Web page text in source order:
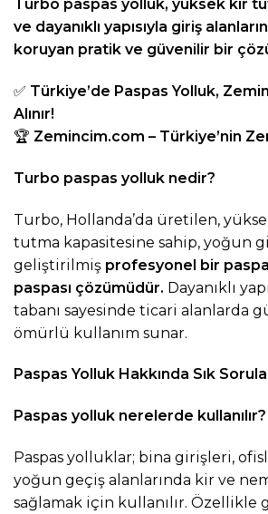
Turbo paspas yolluk, yüksek kir
ve dayanıklı yapısıyla giriş
koruyan pratik ve güvenilir bir
✅ Türkiye’de Paspas Yolluk,
Alınır!
🏆 Zemincim.com – Türkiye’nin
Turbo paspas yolluk nedir?
Turbo, Hollanda’da üretilen,
tutma kapasitesine sahip, yoğun
geliştirilmiş profesyonel bir
paspası çözümüdür. Dayanıklı
tabanı sayesinde ticari alanlarda
ömürlü kullanım sunar.
Paspas Yolluk Hakkında Sık
Paspas yolluk nerelerde kullanılır?
Paspas yolluklar; bina girişleri,
yoğun geçiş alanlarında kir ve
sağlamak için kullanılır. Özellikle